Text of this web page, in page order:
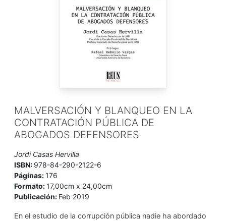
MALVERSACIÓN Y BLANQUEO EN LA
CONTRATACIÓN PÚBLICA DE
ABOGADOS DEFENSORES
Jordi Casas Hervilla
ISBN: 978-84-290-2122-6
Páginas:176
Formato:17,00cm x 24,00cm
Publicación: Feb 2019
En el estudio de la corrupción pública nadie ha abordado